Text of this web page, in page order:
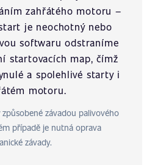
zahřátého motoru –
je neochotný nebo
softwaru odstraníme
startovacích map, čímž
a spolehlivé starty i
motoru.
závadou palivového
případě je nutná oprava
závady.